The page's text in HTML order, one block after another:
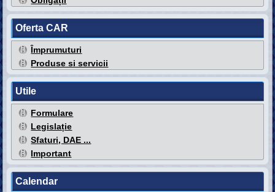
Oferta CAR
Împrumuturi
Produse si servicii
Utile
Formulare
Legislație
Sfaturi, DAE ...
Important
Calendar